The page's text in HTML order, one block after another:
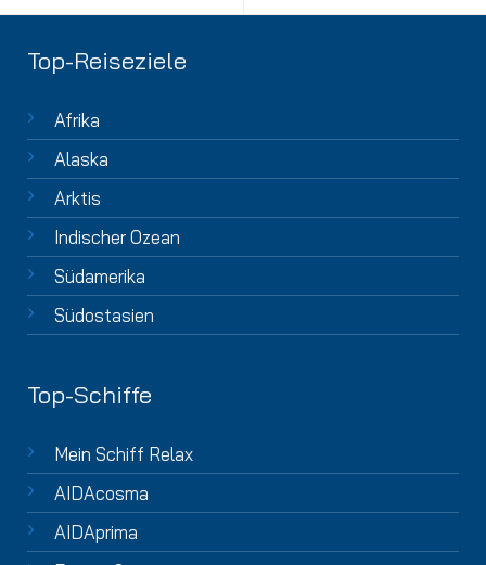
Top-Reiseziele
Afrika
Alaska
Arktis
Indischer Ozean
Südamerika
Südostasien
Top-Schiffe
Mein Schiff Relax
AIDAcosma
AIDAprima